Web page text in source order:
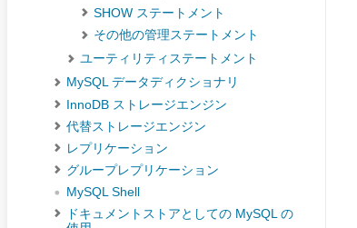
SHOW ステートメント
その他の管理ステートメント
ユーティリティステートメント
MySQL データディクショナリ
InnoDB ストレージエンジン
代替ストレージエンジン
レプリケーション
グループレプリケーション
MySQL Shell
ドキュメントストアとしての MySQL の